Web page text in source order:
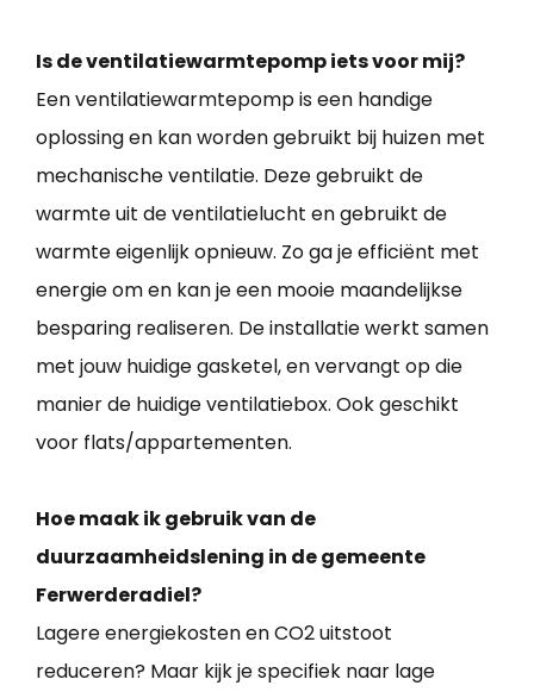
Is de ventilatiewarmtepomp iets voor mij?
Een ventilatiewarmtepomp is een handige
oplossing en kan worden gebruikt bij huizen met
mechanische ventilatie. Deze gebruikt de
warmte uit de ventilatielucht en gebruikt de
warmte eigenlijk opnieuw. Zo ga je efficiënt met
energie om en kan je een mooie maandelijkse
besparing realiseren. De installatie werkt samen
met jouw huidige gasketel, en vervangt op die
manier de huidige ventilatiebox. Ook geschikt
voor flats/appartementen.
Hoe maak ik gebruik van de
duurzaamheidslening in de gemeente
Ferwerderadiel?
Lagere energiekosten en CO2 uitstoot
reduceren? Maar kijk je specifiek naar lage